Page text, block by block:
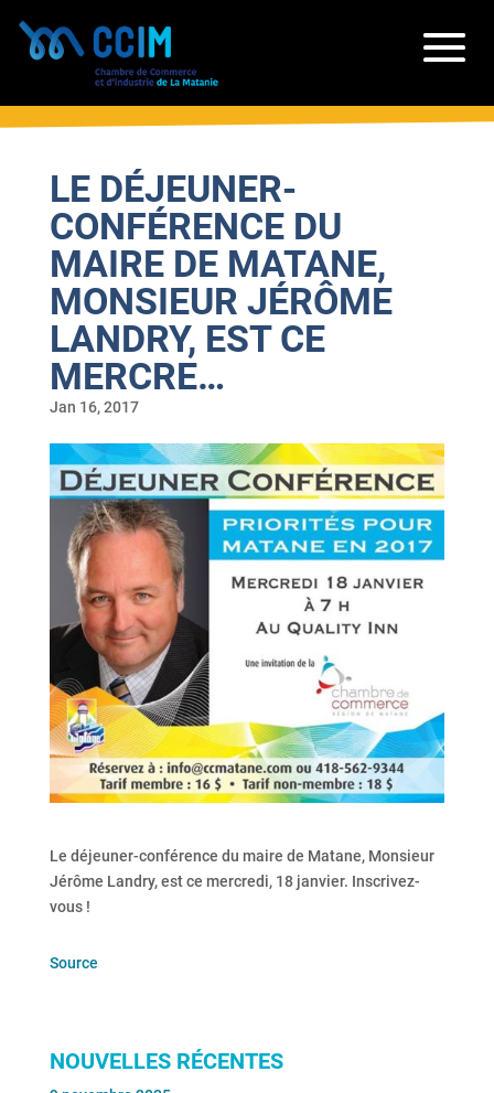
LE DÉJEUNER-
CONFÉRENCE DU
MAIRE DE MATANE,
MONSIEUR JÉRÔME
LANDRY, EST CE
MERCRE…
Jan 16, 2017
Le déjeuner-conférence du maire de Matane, Monsieur
Jérôme Landry, est ce mercredi, 18 janvier. Inscrivez-
vous !
Source
NOUVELLES RÉCENTES